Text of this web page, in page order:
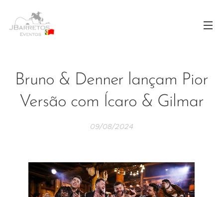
Bruno & Denner lançam Pior
Versão com Ícaro & Gilmar
09/08/2024